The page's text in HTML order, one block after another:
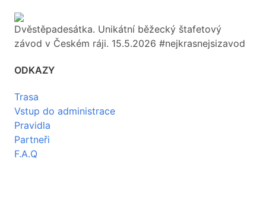
Dvěstěpadesátka. Unikátní běžecký štafetový
závod v Českém ráji. 15.5.2026 #nejkrasnejsizavod
ODKAZY
Trasa
Vstup do administrace
Pravidla
Partneři
F.A.Q